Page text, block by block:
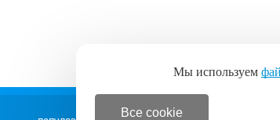
Мы используем
Все cookie